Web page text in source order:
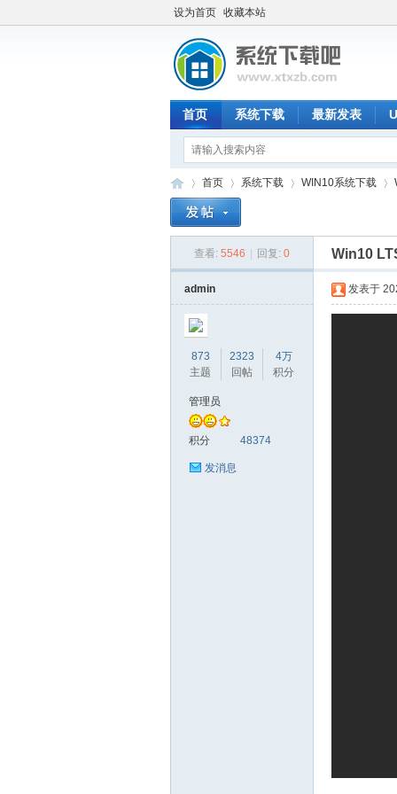
设为首页 收藏本站
首页 系统下载 最新发表
首页
›
系统下载
›
WIN10系统下载
›
查看: 5546 回复: 0 Win10
admin
873
主题
2323
回帖
4万
积分
管理员
积分 48374
发消息
发表于